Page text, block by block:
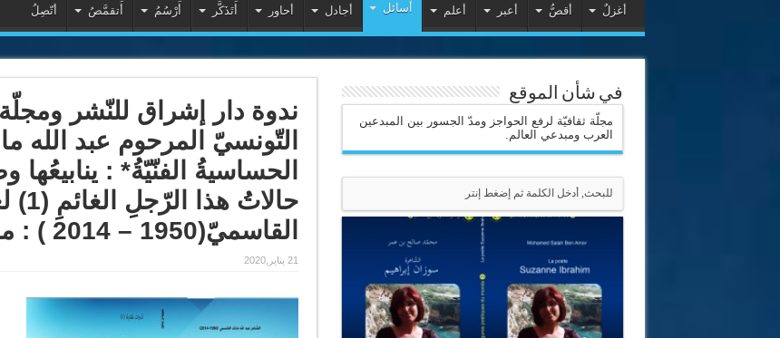
أغزلٌ أقصُّ أعبر أعلم أسائل أجادل أحاور أَتَذَكَّر أَرْسُمُ أَتقمَّصُ أتّصِلُ
ندوة دار إشراق للنّشر
الحساسيةُ الفنّيّةُ* :
القاسميّ(1950 – 2014 ) : محمّد صالح بن عمر
21 يناير,2020
في شأن الموقع
مجلّة ثقافيّة لرفع الحواجز ومدّ الجسور بين المبدعين
العرب ومبدعي العالم.